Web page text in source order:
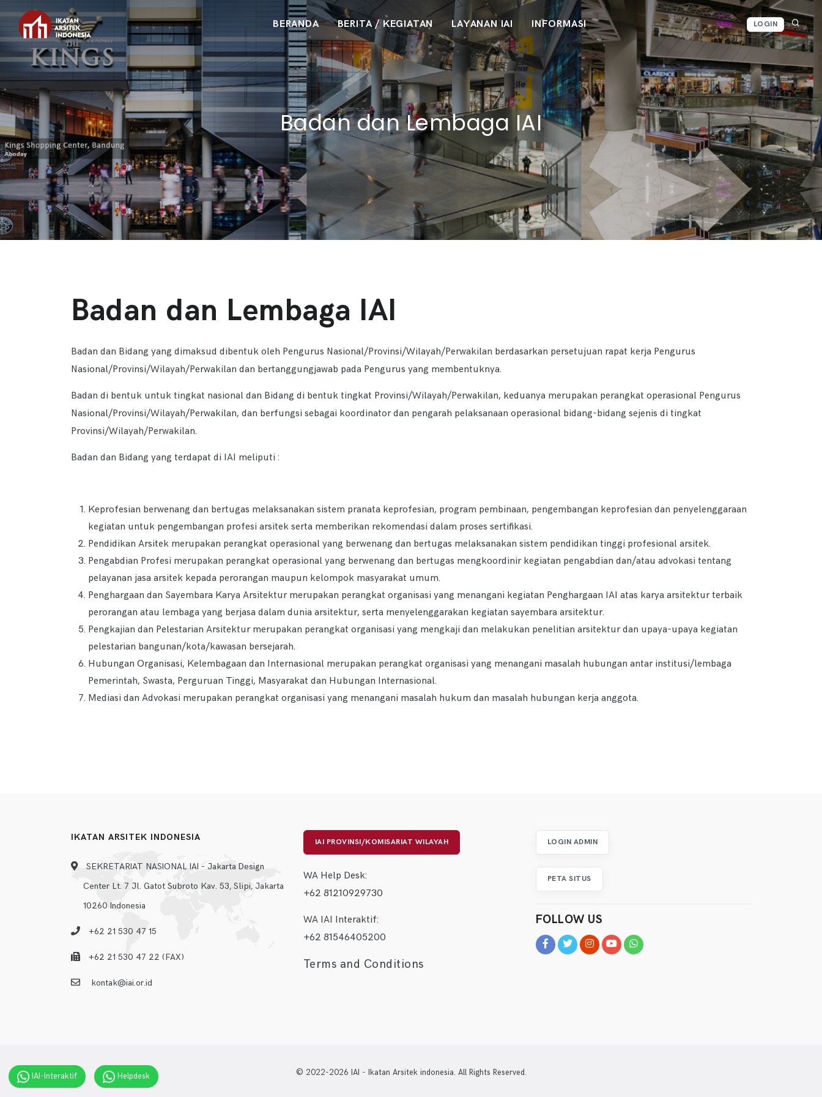
IAI-Interaktif Helpdesk
LOGIN
BERANDA BERITA / KEGIATAN LAYANAN IAI INFORMASI
Badan dan Lembaga IAI
Badan dan Lembaga IAI
Badan dan Bidang yang dimaksud dibentuk oleh Pengurus Nasional/Provinsi/Wilayah/Perwakilan berdasarkan persetujuan rapat kerja Pengurus
Nasional/Provinsi/Wilayah/Perwakilan dan bertanggungjawab pada Pengurus yang membentuknya.
Badan di bentuk untuk tingkat nasional dan Bidang di bentuk tingkat Provinsi/Wilayah/Perwakilan, keduanya merupakan perangkat operasional Pengurus
Nasional/Provinsi/Wilayah/Perwakilan, dan berfungsi sebagai koordinator dan pengarah pelaksanaan operasional bidang-bidang sejenis di tingkat
Provinsi/Wilayah/Perwakilan.
Badan dan Bidang yang terdapat di IAI meliputi :
Keprofesian berwenang dan bertugas melaksanakan sistem pranata keprofesian, program pembinaan, pengembangan keprofesian dan penyelenggaraan
kegiatan untuk pengembangan profesi arsitek serta memberikan rekomendasi dalam proses sertifikasi.
Pendidikan Arsitek merupakan perangkat operasional yang berwenang dan bertugas melaksanakan sistem pendidikan tinggi profesional arsitek.
Pengabdian Profesi merupakan perangkat operasional yang berwenang dan bertugas mengkoordinir kegiatan pengabdian dan/atau advokasi tentang
pelayanan jasa arsitek kepada perorangan maupun kelompok masyarakat umum.
Penghargaan dan Sayembara Karya Arsitektur merupakan perangkat organisasi yang menangani kegiatan Penghargaan IAI atas karya arsitektur terbaik
perorangan atau lembaga yang berjasa dalam dunia arsitektur, serta menyelenggarakan kegiatan sayembara arsitektur.
Pengkajian dan Pelestarian Arsitektur merupakan perangkat organisasi yang mengkaji dan melakukan penelitian arsitektur dan upaya-upaya kegiatan
pelestarian bangunan/kota/kawasan bersejarah.
Hubungan Organisasi, Kelembagaan dan Internasional merupakan perangkat organisasi yang menangani masalah hubungan antar institusi/lembaga
Pemerintah, Swasta, Perguruan Tinggi, Masyarakat dan Hubungan Internasional.
Mediasi dan Advokasi merupakan perangkat organisasi yang menangani masalah hukum dan masalah hubungan kerja anggota.
IKATAN ARSITEK INDONESIA
SEKRETARIAT NASIONAL IAI - Jakarta Design
Center Lt. 7 Jl. Gatot Subroto Kav. 53, Slipi, Jakarta
10260 Indonesia
+62 21 530 47 15
+62 21 530 47 22 (FAX)
kontak@iai.or.id
IAI PROVINSI/KOMISARIAT WILAYAH
WA Help Desk:
+62 81210929730
WA IAI Interaktif:
+62 81546405200
Terms and Conditions
LOGIN ADMIN
PETA SITUS
FOLLOW US
© 2022-2026 IAI - Ikatan Arsitek indonesia. All Rights Reserved.